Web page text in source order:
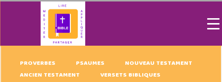
PROVERBES PSAUMES
NOUVEAU TESTAMENT
ANCIEN TESTAMENT
VERSETS BIBLIQUES